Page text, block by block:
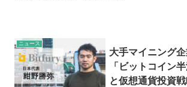
ニュース
大手マイニング
「ビットコイン
と仮想通貨投資